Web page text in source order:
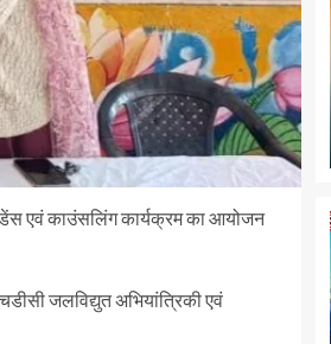
एवं काउंसलिंग कार्यक्रम का आयोजन
जलविद्युत अभियांत्रिकी एवं